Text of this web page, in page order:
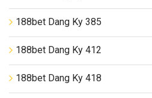
188bet Dang Ky 385
188bet Dang Ky 412
188bet Dang Ky 418